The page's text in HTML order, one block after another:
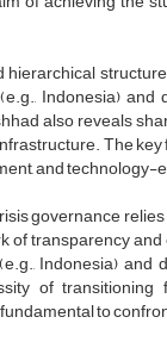
Indonesia)
also reveals
The
and
governance
of transparency
Indonesia)
of
to